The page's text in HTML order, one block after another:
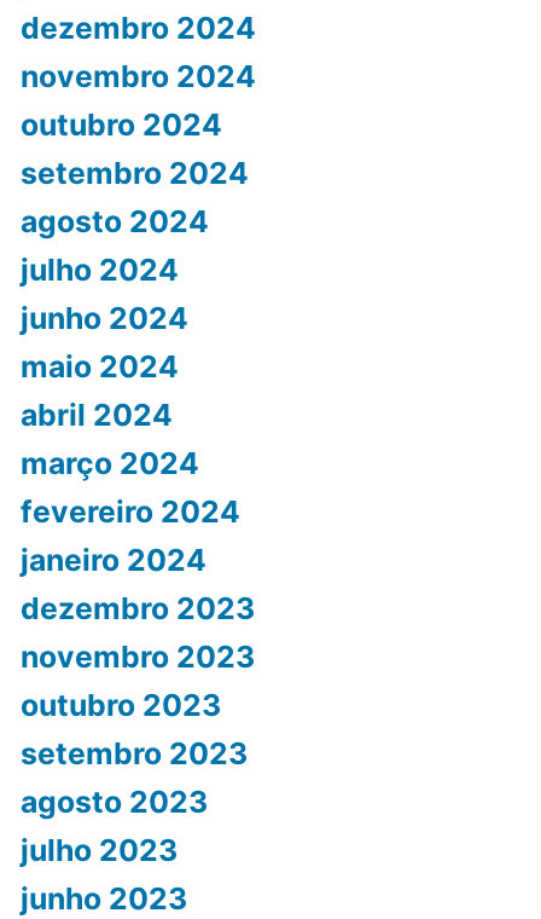
dezembro 2024
novembro 2024
outubro 2024
setembro 2024
agosto 2024
julho 2024
junho 2024
maio 2024
abril 2024
março 2024
fevereiro 2024
janeiro 2024
dezembro 2023
novembro 2023
outubro 2023
setembro 2023
agosto 2023
julho 2023
junho 2023